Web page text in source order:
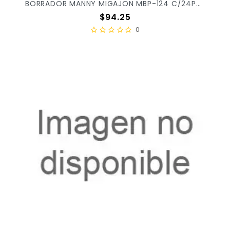
BORRADOR MANNY MIGAJON MBP-124 C/24PZ X/30
Precio
$94.25
0